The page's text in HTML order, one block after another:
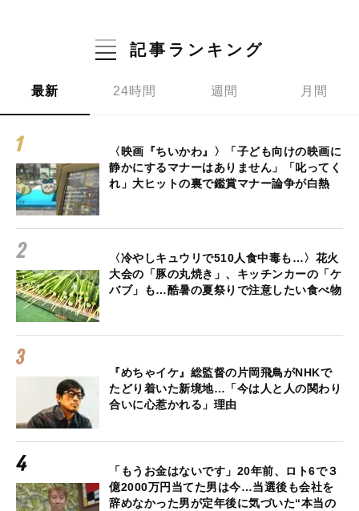
記事ランキング
最新 24時間 週間 月間
〈映画『ちいかわ』〉「子ども向けの映画に
静かにするマナーはありません」「叱ってく
れ」大ヒットの裏で鑑賞マナー論争が白熱
〈冷やしキュウリで510人食中毒も…〉花火
大会の「豚の丸焼き」、キッチンカーの「ケ
バブ」も…酷暑の夏祭りで注意したい食べ物
『めちゃイケ』総監督の片岡飛鳥がNHKで
たどり着いた新境地…「今は人と人の関わり
合いに心惹かれる」理由
「もうお金はないです」20年前、ロト6で３
億2000万円当てた男は今…当選後も会社を
辞めなかった男が定年後に気づいた“本当の